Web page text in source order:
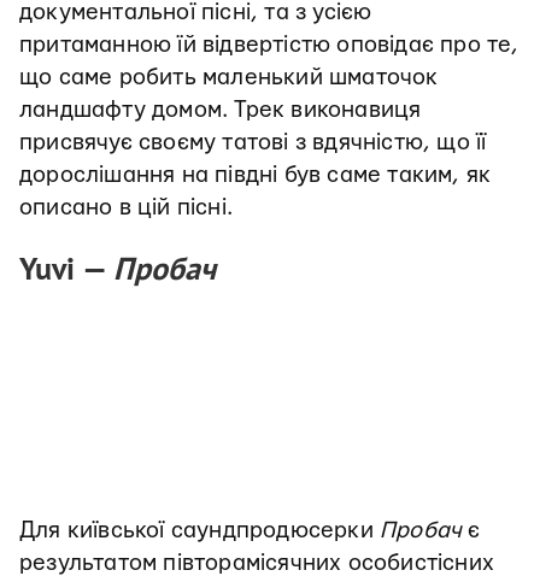
документальної пісні, та з усією
притаманною їй відвертістю оповідає про те,
що саме робить маленький шматочок
ландшафту домом. Трек виконавиця
присвячує своєму татові з вдячністю, що її
дорослішання на півдні був саме таким, як
описано в цій пісні.
Yuvi — Пробач
Для київської саундпродюсерки Пробачє
результатом півторамісячних особистісних